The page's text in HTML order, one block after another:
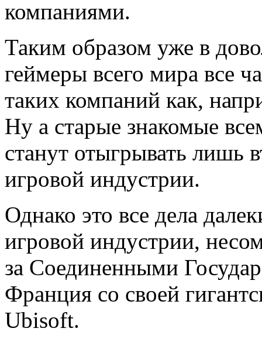
компаниями.
Таким образом уже в
геймеры всего мира все
таких компаний как,
Ну а старые знакомые
станут отыгрывать лишь
игровой индустрии.
Однако это все дела
игровой индустрии,
за Соединенными
Франция со своей
Ubisoft.